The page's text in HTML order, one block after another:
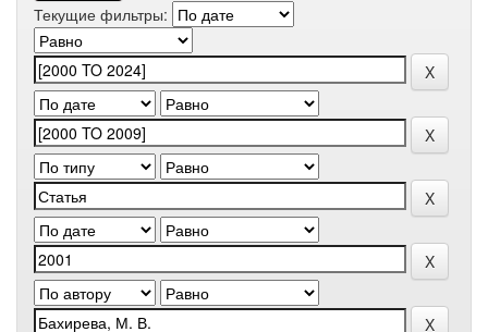
Текущие фильтры: